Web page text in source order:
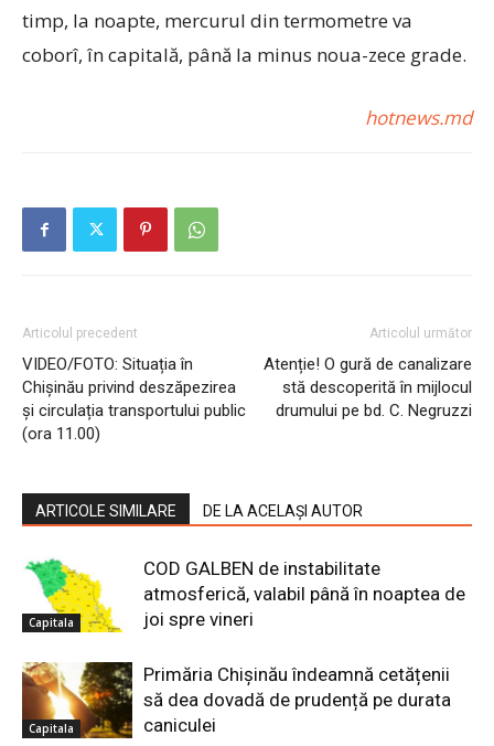
timp, la noapte, mercurul din termometre va
coborî, în capitală, până la minus noua-zece grade.
hotnews.md
Articolul precedent
VIDEO/FOTO: Situația în
Chișinău privind deszăpezirea
și circulația transportului public
(ora 11.00)
Articolul următor
Atenție! O gură de canalizare
stă descoperită în mijlocul
drumului pe bd. C. Negruzzi
ARTICOLE SIMILARE DE LA ACELAȘI AUTOR
Capitala
COD GALBEN de instabilitate
atmosferică, valabil până în noaptea de
joi spre vineri
Capitala
Primăria Chișinău îndeamnă cetățenii
să dea dovadă de prudență pe durata
caniculei